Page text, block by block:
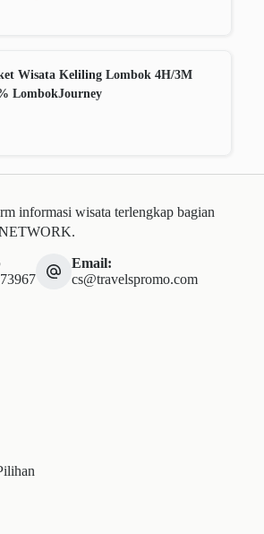
Wisata Keliling Lombok 4H/3M
LombokJourney
informasi wisata terlengkap bagian
Email:
cs@travelspromo.com